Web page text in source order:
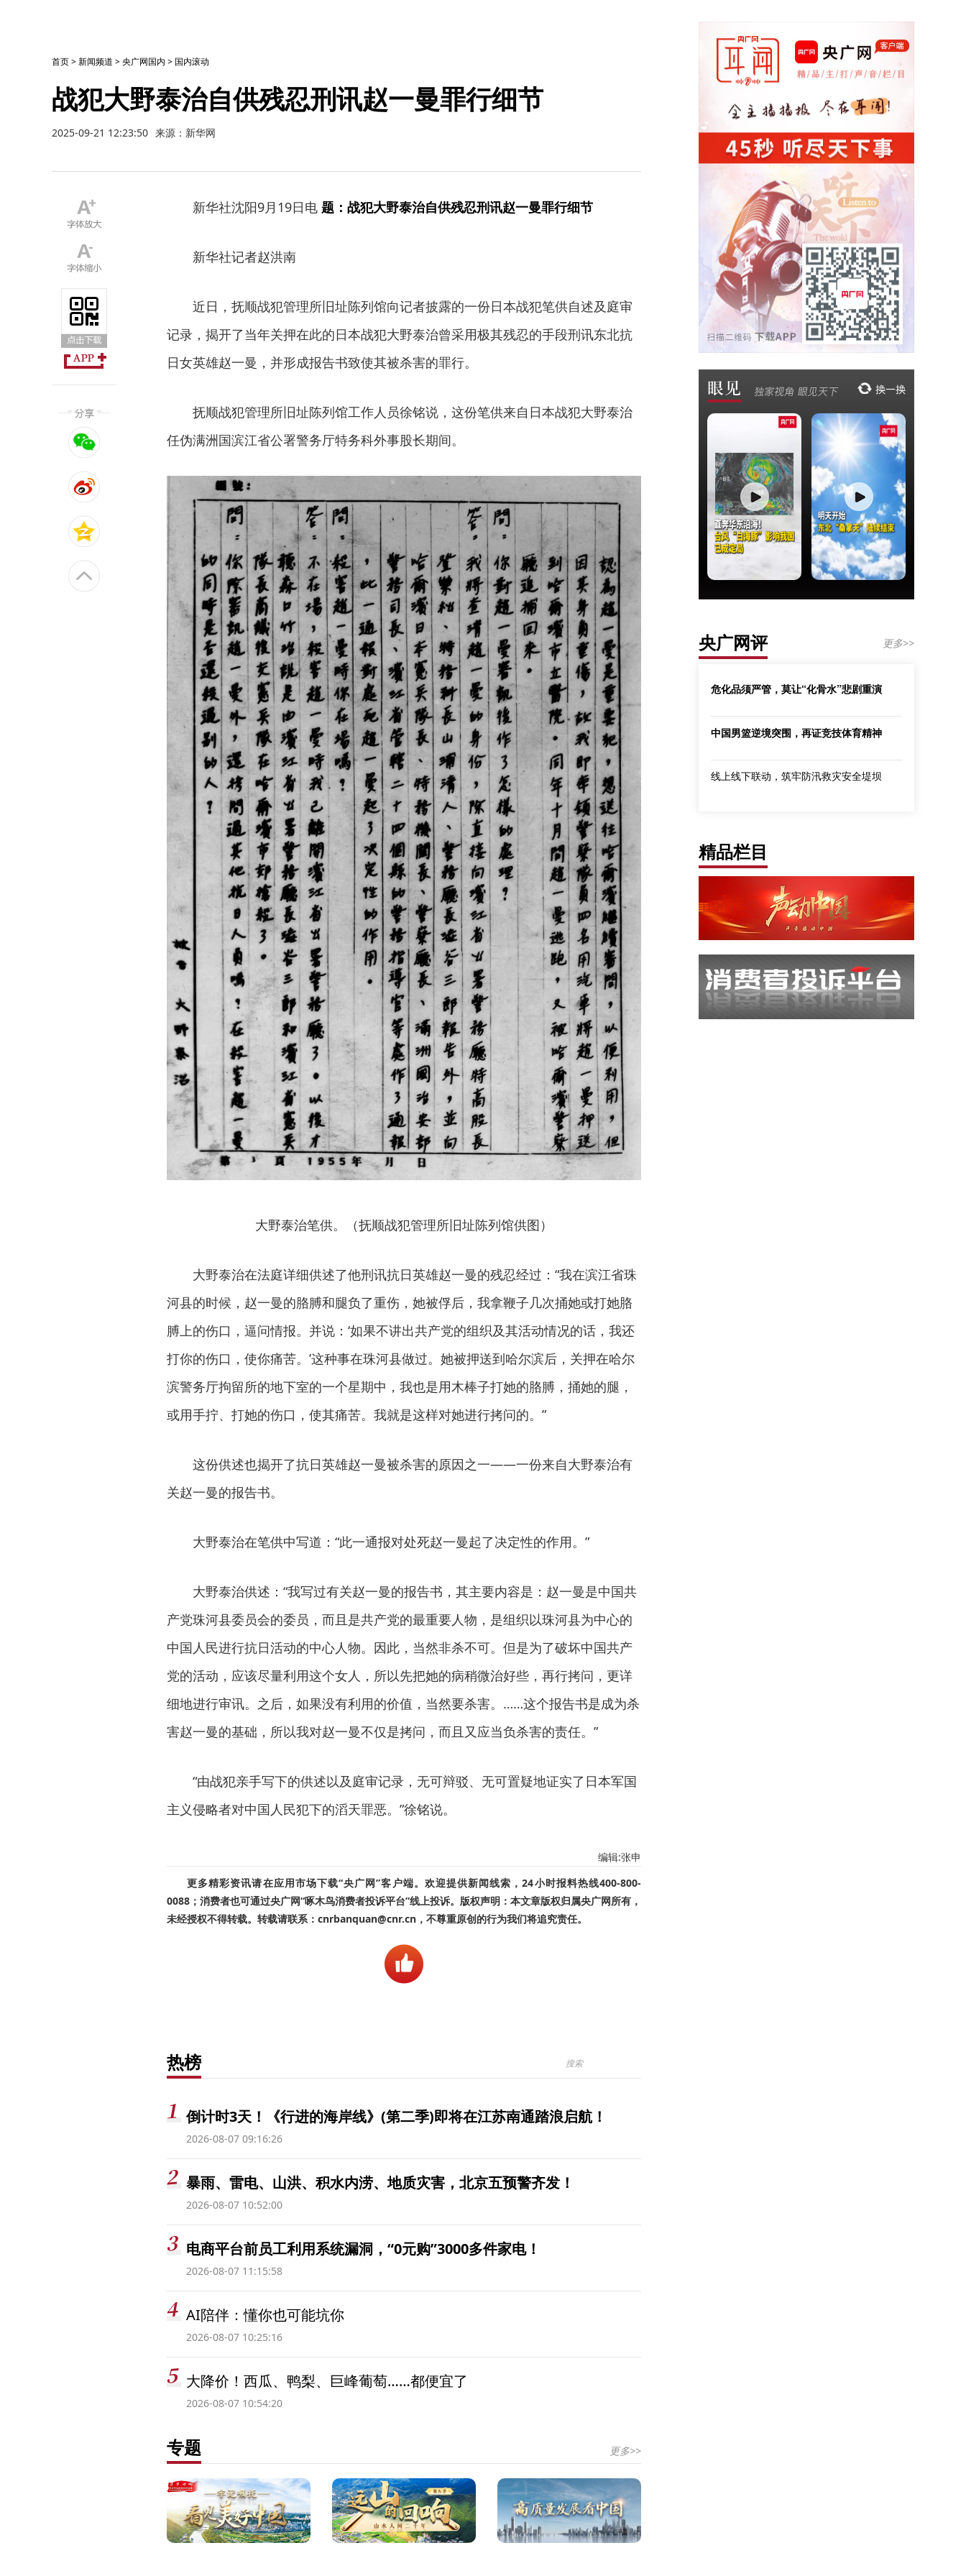
首页>新闻频道 >央广网国内 > 国内滚动
战犯大野泰治自供残忍刑讯赵一曼罪行细节
2025-09-21 12:23:50 来源：新华网
新华社沈阳9月19日电 题：战犯大野泰治自供残忍刑讯赵一曼罪行细节
新华社记者赵洪南
近日，抚顺战犯管理所旧址陈列馆向记者披露的一份日本战犯笔供自述及庭审
记录，揭开了当年关押在此的日本战犯大野泰治曾采用极其残忍的手段刑讯东北抗
日女英雄赵一曼，并形成报告书致使其被杀害的罪行。
抚顺战犯管理所旧址陈列馆工作人员徐铭说，这份笔供来自日本战犯大野泰治
任伪满洲国滨江省公署警务厅特务科外事股长期间。
大野泰治笔供。（抚顺战犯管理所旧址陈列馆供图）
大野泰治在法庭详细供述了他刑讯抗日英雄赵一曼的残忍经过：“我在滨江省珠
河县的时候，赵一曼的胳膊和腿负了重伤，她被俘后，我拿鞭子几次捅她或打她胳
膊上的伤口，逼问情报。并说：‘如果不讲出共产党的组织及其活动情况的话，我还
打你的伤口，使你痛苦。’这种事在珠河县做过。她被押送到哈尔滨后，关押在哈尔
滨警务厅拘留所的地下室的一个星期中，我也是用木棒子打她的胳膊，捅她的腿，
或用手拧、打她的伤口，使其痛苦。我就是这样对她进行拷问的。”
这份供述也揭开了抗日英雄赵一曼被杀害的原因之一——一份来自大野泰治有
关赵一曼的报告书。
大野泰治在笔供中写道：“此一通报对处死赵一曼起了决定性的作用。”
大野泰治供述：“我写过有关赵一曼的报告书，其主要内容是：赵一曼是中国共
产党珠河县委员会的委员，而且是共产党的最重要人物，是组织以珠河县为中心的
中国人民进行抗日活动的中心人物。因此，当然非杀不可。但是为了破坏中国共产
党的活动，应该尽量利用这个女人，所以先把她的病稍微治好些，再行拷问，更详
细地进行审讯。之后，如果没有利用的价值，当然要杀害。……这个报告书是成为杀
害赵一曼的基础，所以我对赵一曼不仅是拷问，而且又应当负杀害的责任。”
“由战犯亲手写下的供述以及庭审记录，无可辩驳、无可置疑地证实了日本军国
主义侵略者对中国人民犯下的滔天罪恶。”徐铭说。
编辑:张申
更多精彩资讯请在应用市场下载“央广网”客户端。欢迎提供新闻线索，24小时报料热线400-800-
0088；消费者也可通过央广网“啄木鸟消费者投诉平台”线上投诉。版权声明：本文章版权归属央广网所有，
未经授权不得转载。转载请联系：cnrbanquan@cnr.cn，不尊重原创的行为我们将追究责任。
热榜
倒计时3天！《行进的海岸线》(第二季)即将在江苏南通踏浪启航！
2026-08-07 09:16:26
暴雨、雷电、山洪、积水内涝、地质灾害，北京五预警齐发！
2026-08-07 10:52:00
电商平台前员工利用系统漏洞，“0元购”3000多件家电！
2026-08-07 11:15:58
AI陪伴：懂你也可能坑你
2026-08-07 10:25:16
大降价！西瓜、鸭梨、巨峰葡萄……都便宜了
2026-08-07 10:54:20
专题 更多>>
央广网评 更多>>
危化品须严管，莫让“化骨水”悲剧重演
中国男篮逆境突围，再证竞技体育精神
线上线下联动，筑牢防汛救灾安全堤坝
精品栏目